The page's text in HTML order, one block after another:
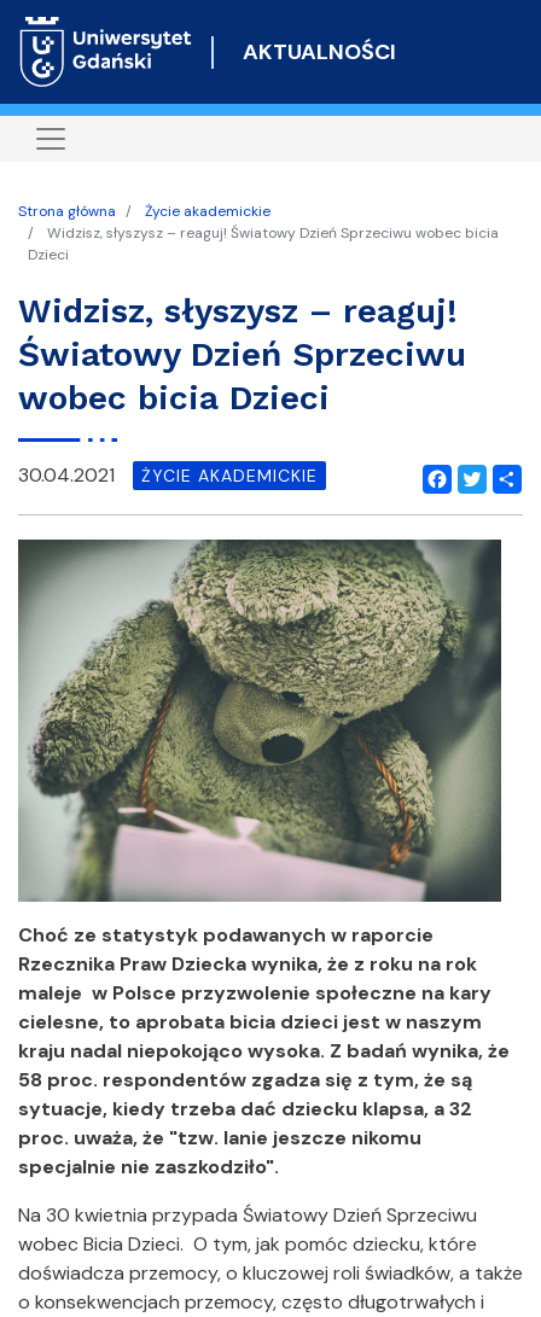
do
AKTUALNOŚCI
Strona główna
Życie akademickie
Widzisz, słyszysz – reaguj! Światowy Dzień Sprzeciwu wobec bicia
Dzieci
Widzisz, słyszysz – reaguj!
Światowy Dzień Sprzeciwu
wobec bicia Dzieci
Facebook
Twitter
30.04.2021 ŻYCIE AKADEMICKIE
Choć ze statystyk podawanych w raporcie
Rzecznika Praw Dziecka wynika, że z roku na rok
maleje w Polsce przyzwolenie społeczne na kary
cielesne, to aprobata bicia dzieci jest w naszym
kraju nadal niepokojąco wysoka. Z badań wynika, że
58 proc. respondentów zgadza się z tym, że są
sytuacje, kiedy trzeba dać dziecku klapsa, a 32
proc. uważa, że "tzw. lanie jeszcze nikomu
specjalnie nie zaszkodziło".
Na 30 kwietnia przypada Światowy Dzień Sprzeciwu
wobec Bicia Dzieci. O tym, jak pomóc dziecku, które
doświadcza przemocy, o kluczowej roli świadków, a także
o konsekwencjach przemocy, często długotrwałych i